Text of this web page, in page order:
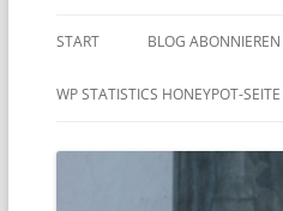
START BLOG ABONNIEREN
WP STATISTICS HONEYPOT-